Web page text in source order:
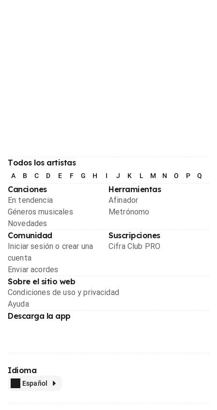
Todos los artistas
A B C D E F G H I J K L M N O P Q
Canciones
En tendencia
Géneros musicales
Novedades
Herramientas
Afinador
Metrónomo
Comunidad
Iniciar sesión o crear una
cuenta
Enviar acordes
Suscripciones
Cifra Club PRO
Sobre el sitio web
Condiciones de uso y privacidad
Ayuda
Descarga la app
Idioma
Español